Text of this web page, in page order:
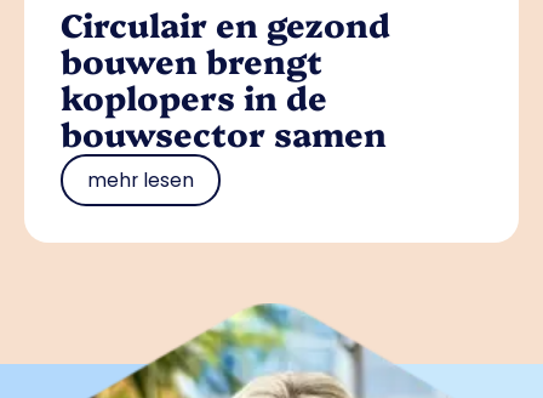
Circulair en gezond
bouwen brengt
koplopers in de
bouwsector samen
mehr lesen